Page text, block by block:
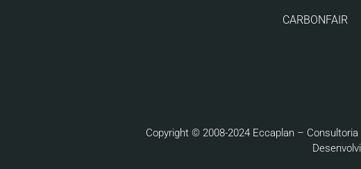
CARBONFAIR
Copyright © 2008-2024 Eccaplan –